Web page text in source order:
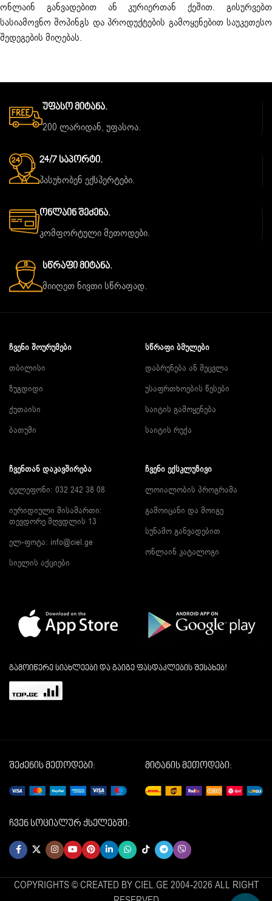
ონლაინ განვადებით ან კურიერთან ქეშით. გისურვებთ
სასიამოვნო შოპინგს და პროდუქტების გამოყენებით საუკეთესო
შედეგების მიღებას.
Უფასო Მიტანა.
200 ლარიდან, უფასოა.
24/7 Საპორტი.
პასუხობენ ექსპერტები.
Ონლაინ Შეძენა.
კომფორტული მეთოდები.
Სწრაფი Მიტანა.
მიიღეთ ნივთი სწრაფად.
ᲩᲕᲔᲜᲘ ᲨᲝᲣᲠᲣᲛᲔᲑᲘ
თბილისი
ზუგდიდი
ქუთაისი
ბათუმი
ᲡᲬᲠᲐᲤᲘ ᲑᲛᲣᲚᲔᲑᲘ
დაბრუნება ან შეცვლა
უსაფრთხოების წესები
საიტის გამოყენება
საიტის რუქა
ᲩᲕᲔᲜᲗᲐᲜ ᲓᲐᲙᲐᲕᲨᲘᲠᲔᲑᲐ
ტელეფონი: 032 242 38 08
იურიდიული მისამართი:
თევდორე მღვდლის 13
ელ-ფოტა: info@ciel.ge
სიელის აქციები
ᲩᲕᲔᲜᲘ ᲔᲥᲡᲙᲚᲣᲖᲘᲕᲘ
ლოიალობის პროგრამა
გამოიცანი და მოიგე
სუნამო განვადებით
ონლაინ კატალოგი
გამოიწერე სიახლეები და გაიგე ფასდაკლების შესახებ!
შეძენის მეთოდები: მიტანის მეთოდები:
ჩვენ სოციალურ ქსელებში:
COPYRIGHTS © CREATED BY CIEL.GE 2004-2026 ALL RIGHT